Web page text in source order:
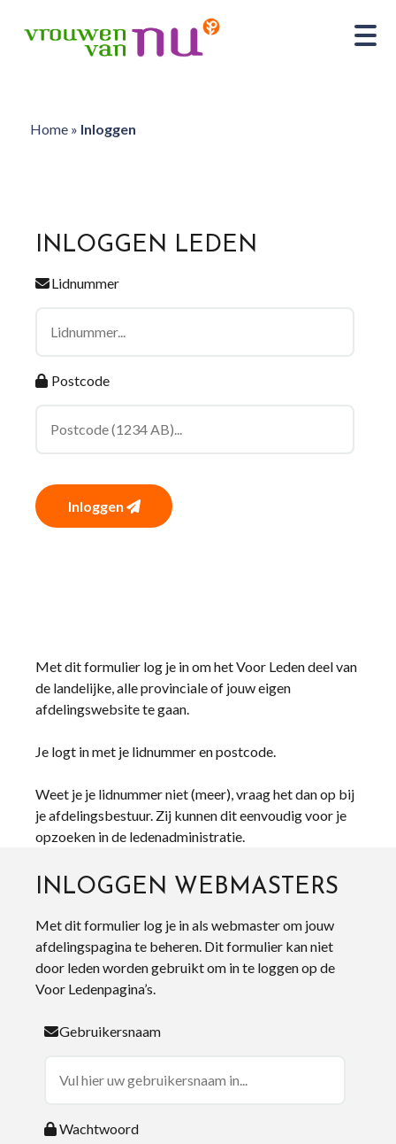
Home» Inloggen
INLOGGEN LEDEN
Lidnummer
Postcode
Inloggen
Met dit formulier log je in om het Voor Leden deel van
de landelijke, alle provinciale of jouw eigen
afdelingswebsite te gaan.
Je logt in met je lidnummer en postcode.
Weet je je lidnummer niet (meer), vraag het dan op bij
je afdelingsbestuur. Zij kunnen dit eenvoudig voor je
opzoeken in de ledenadministratie.
INLOGGEN WEBMASTERS
Met dit formulier log je in als webmaster om jouw
afdelingspagina te beheren. Dit formulier kan niet
door leden worden gebruikt om in te loggen op de
Voor Ledenpagina’s.
Gebruikersnaam
Wachtwoord